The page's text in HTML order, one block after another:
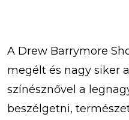
A Drew Barrymore
megélt és nagy siker
színésznővel a
beszélgetni,